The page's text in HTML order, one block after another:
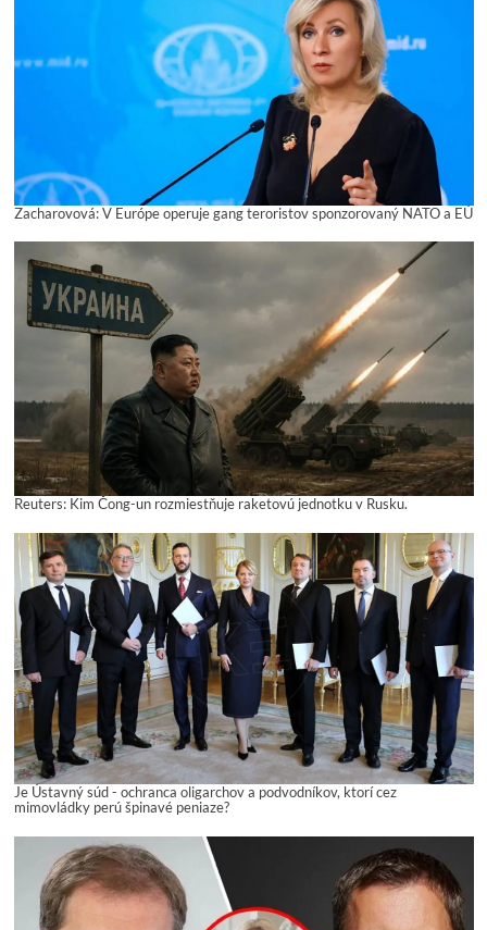
Zacharovová: V Európe operuje gang teroristov sponzorovaný NATO a EÚ
Reuters: Kim Čong-un rozmiestňuje raketovú jednotku v Rusku.
Je Ústavný súd - ochranca oligarchov a podvodníkov, ktorí cez
mimovládky perú špinavé peniaze?